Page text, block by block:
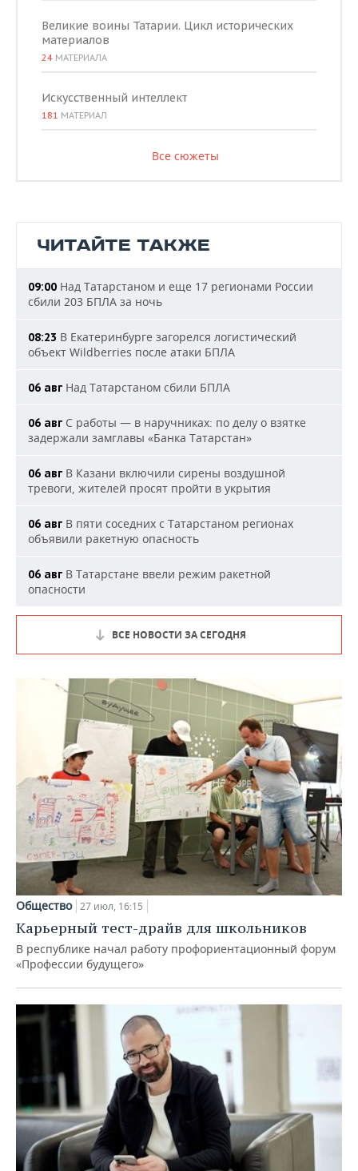
Великие воины Татарии. Цикл исторических
материалов
24 МАТЕРИАЛА
Искусственный интеллект
181 МАТЕРИАЛ
Все сюжеты
ЧИТАЙТЕ ТАКЖЕ
09:00 Над Татарстаном и еще 17 регионами России
сбили 203 БПЛА за ночь
08:23 В Екатеринбурге загорелся логистический
объект Wildberries после атаки БПЛА
06 авг Над Татарстаном сбили БПЛА
06 авг С работы — в наручниках: по делу о взятке
задержали замглавы «Банка Татарстан»
06 авг В Казани включили сирены воздушной
тревоги, жителей просят пройти в укрытия
06 авг В пяти соседних с Татарстаном регионах
объявили ракетную опасность
06 авг В Татарстане ввели режим ракетной
опасности
ВСЕ НОВОСТИ ЗА СЕГОДНЯ
Общество 27 июл, 16:15
Карьерный тест-драйв для школьников
В республике начал работу профориентационный форум
«Профессии будущего»